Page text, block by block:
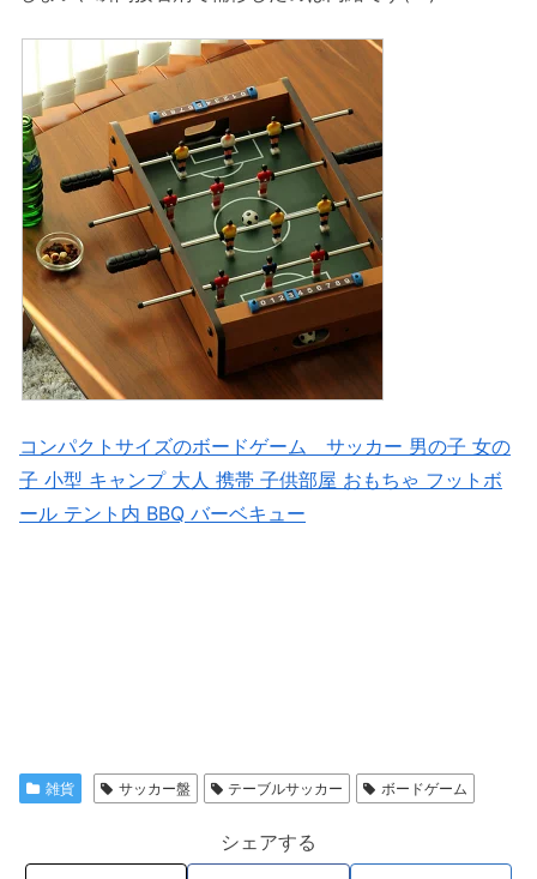
コンパクトサイズのボードゲーム サッカー 男の子 女の
子 小型 キャンプ 大人 携帯 子供部屋 おもちゃ フットボ
ール テント内 BBQ バーベキュー
雑貨 サッカー盤 テーブルサッカー ボードゲーム
シェアする